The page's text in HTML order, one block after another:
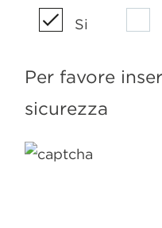
Si
Per favore
sicurezza